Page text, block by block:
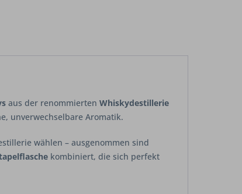
aus der renommierten Whiskydestillerie
unverwechselbare Aromatik.
wählen – ausgenommen sind
kombiniert, die sich perfekt